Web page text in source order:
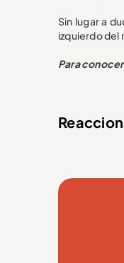
Sin lugar a
izquierdo del
Para